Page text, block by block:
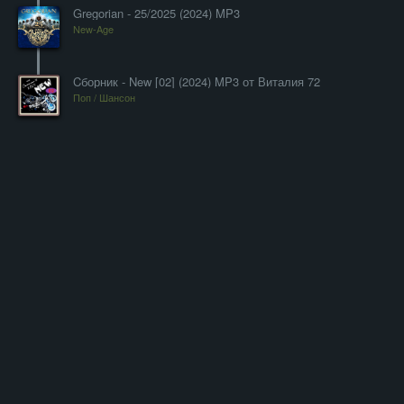
Gregorian - 25/2025 (2024) MP3
New-Age
Cборник - New [02] (2024) MP3 от Виталия 72
Поп / Шансон